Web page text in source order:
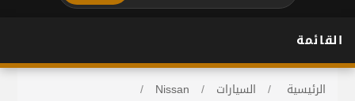
القائمة
الرئيسية / السيارات /
Nissan
/